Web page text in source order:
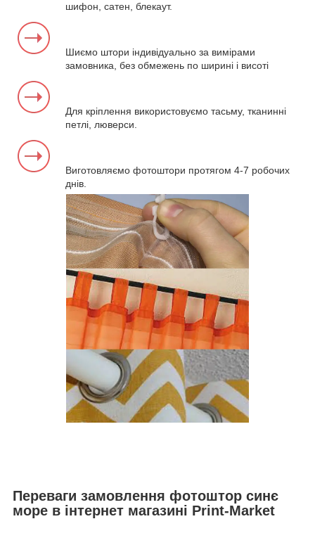
шифон, сатен, блекаут.
Шиємо штори індивідуально за вимірами
замовника, без обмежень по ширині і висоті
Для кріплення використовуємо тасьму, тканинні
петлі, люверси.
Виготовляємо фотоштори протягом 4-7 робочих
днів.
Переваги замовлення фотоштор синє
море в інтернет магазині Print-Market